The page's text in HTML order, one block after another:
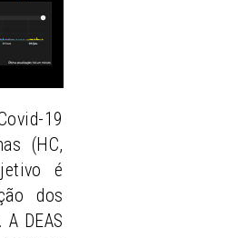
19
(HC,
é
dos
DEAS